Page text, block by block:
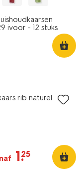
ivoor - 12 stuks
rib naturel
1.
25